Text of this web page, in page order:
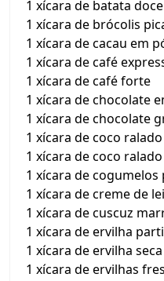
1 xícara de batata
1 xícara de brócolis
1 xícara de cacau em
1 xícara de café
1 xícara de café forte
1 xícara de chocolate
1 xícara de chocolate
1 xícara de coco ralado
1 xícara de coco
1 xícara de cogumelos
1 xícara de creme de
1 xícara de cuscuz
1 xícara de ervilha
1 xícara de ervilha seca
1 xícara de ervilhas